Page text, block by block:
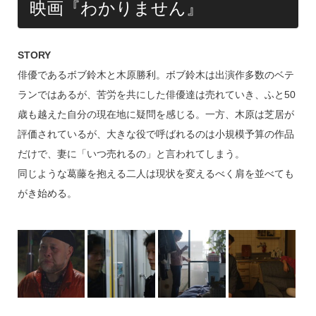
映画『わかりません』
STORY
俳優であるボブ鈴木と木原勝利。ボブ鈴木は出演作多数のベテ
ランではあるが、苦労を共にした俳優達は売れていき、ふと50
歳も越えた自分の現在地に疑問を感じる。一方、木原は芝居が
評価されているが、大きな役で呼ばれるのは小規模予算の作品
だけで、妻に「いつ売れるの」と言われてしまう。
同じような葛藤を抱える二人は現状を変えるべく肩を並べても
がき始める。